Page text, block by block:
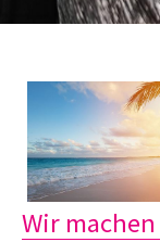
Wir